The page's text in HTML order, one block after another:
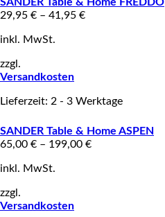
SANDER Table & Home FREDDO
29,95 € – 41,95 €
inkl. MwSt.
zzgl.
Versandkosten
Lieferzeit: 2 - 3 Werktage
SANDER Table & Home ASPEN
65,00 € – 199,00 €
inkl. MwSt.
zzgl.
Versandkosten